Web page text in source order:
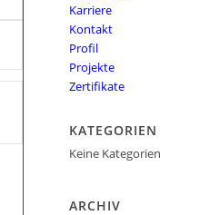
Karriere
Kontakt
Profil
Projekte
Zertifikate
KATEGORIEN
Keine Kategorien
ARCHIV